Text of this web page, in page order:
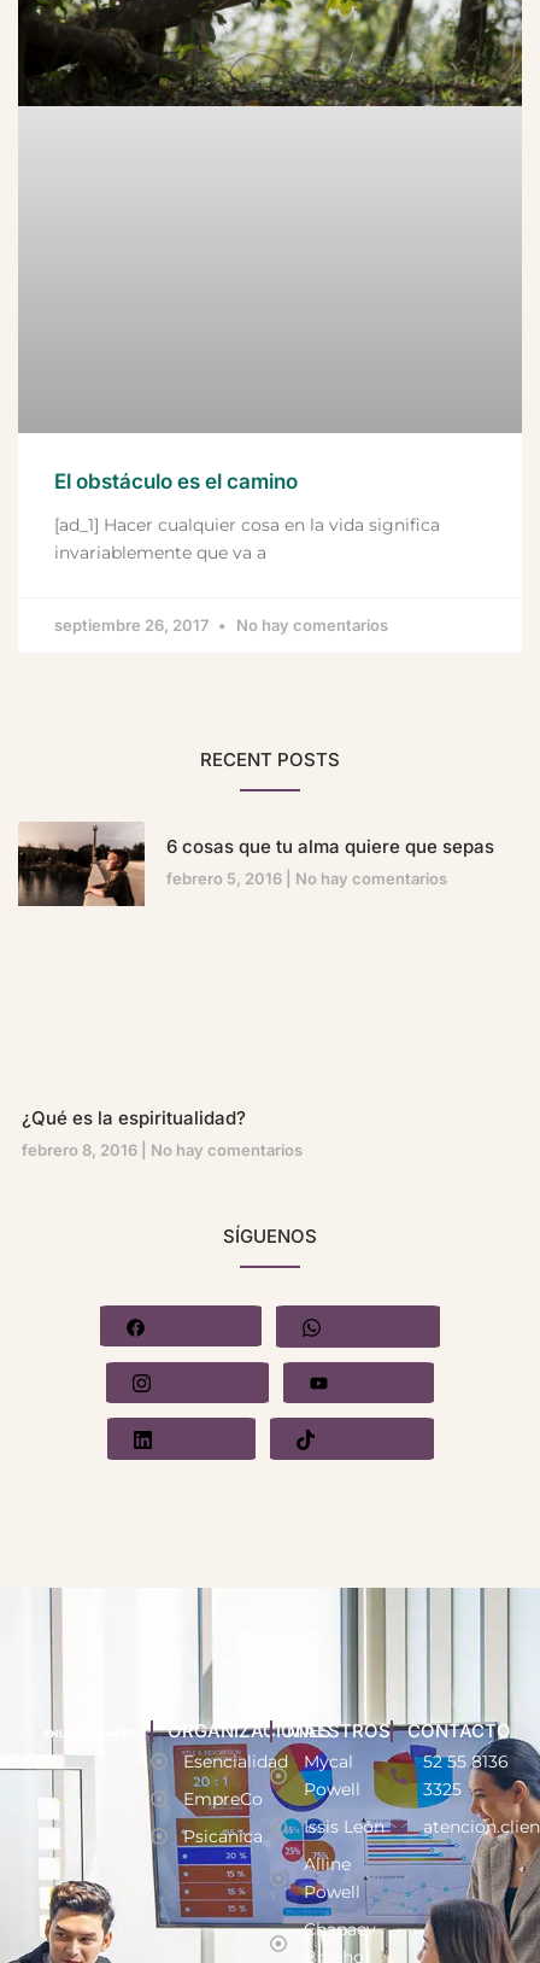
El obstáculo es el camino
[ad_1] Hacer cualquier cosa en la vida significa
invariablemente que va a
septiembre 26, 2017 No hay comentarios
RECENT POSTS
6 cosas que tu alma quiere que sepas
febrero 5, 2016 No hay comentarios
¿Qué es la espiritualidad?
febrero 8, 2016 No hay comentarios
SÍGUENOS
Linkedin Whatsapp
ORGANIZACIONES
Esencialidad
EmpreCo
Psicánica
MAESTROS
Mycal
Powell
Issis León
Alline
Powell
Chapaev
Bracho
CONTACTO
52 55 8136
3325